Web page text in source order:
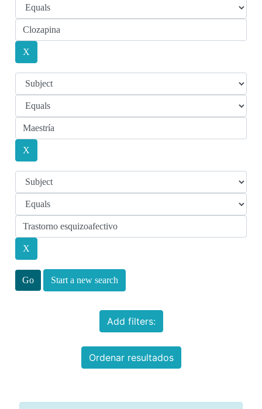
Start a new search
Add filters:
Ordenar resultados